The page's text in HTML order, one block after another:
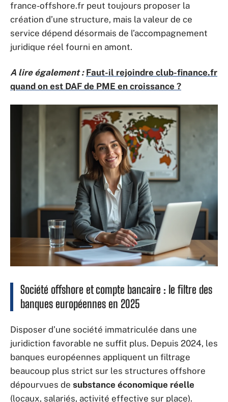
france-offshore.fr peut toujours proposer la
création d’une structure, mais la valeur de ce
service dépend désormais de l’accompagnement
juridique réel fourni en amont.
A lire également : Faut-il rejoindre club-finance.fr
quand on est DAF de PME en croissance ?
Société offshore et compte bancaire : le filtre des
banques européennes en 2025
Disposer d’une société immatriculée dans une
juridiction favorable ne suffit plus. Depuis 2024, les
banques européennes appliquent un filtrage
beaucoup plus strict sur les structures offshore
dépourvues de substance économique réelle
(locaux, salariés, activité effective sur place).